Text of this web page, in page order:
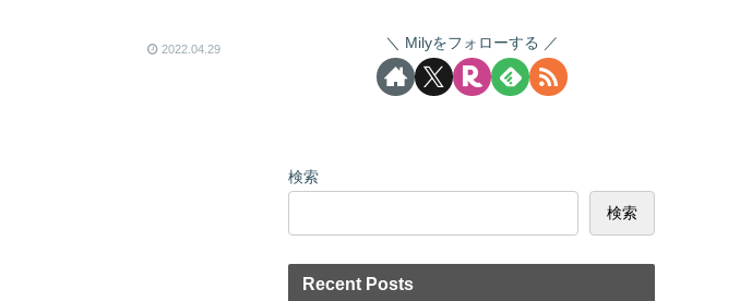
2022.04.29 Milyをフォローする
検索
検索
Recent Posts